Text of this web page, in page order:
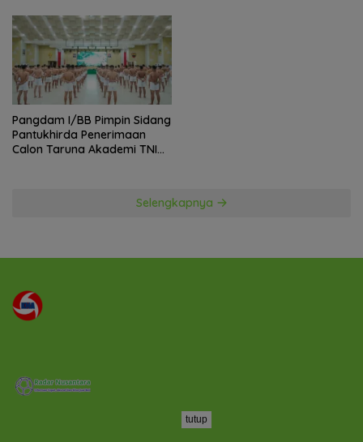
Pangdam I/BB Pimpin Sidang
Pantukhirda Penerimaan
Calon Taruna Akademi TNI
Selengkapnya
tutup